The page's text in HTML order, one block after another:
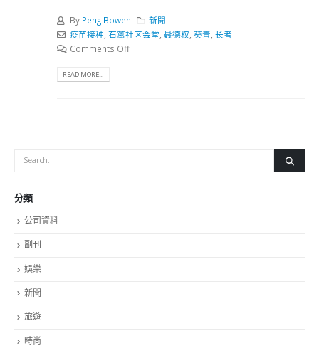
By Peng Bowen
新聞
疫苗接种 石篱社区会堂 聂德权 葵青 长者
Comments Off
READ MORE...
分類
公司資料
副刊
娛樂
新聞
旅遊
時尚